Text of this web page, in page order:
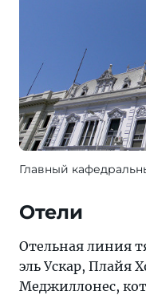
Главный
Отели
Отельная линия
эль Ускар, Плайя
Меджиллонес,